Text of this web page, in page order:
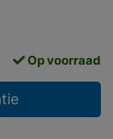
Op voorraad